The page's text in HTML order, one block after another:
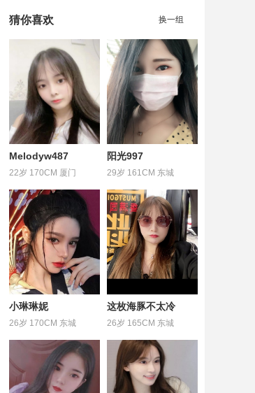
猜你喜欢 换一组
Melodyw487
22岁 170CM 厦门
阳光997
29岁 161CM 东城
小琳琳妮
26岁 170CM 东城
这枚海豚不太冷
26岁 165CM 东城